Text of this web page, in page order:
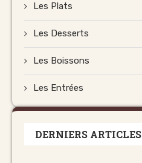
Les Plats
Les Desserts
Les Boissons
Les Entrées
DERNIERS ARTICLES